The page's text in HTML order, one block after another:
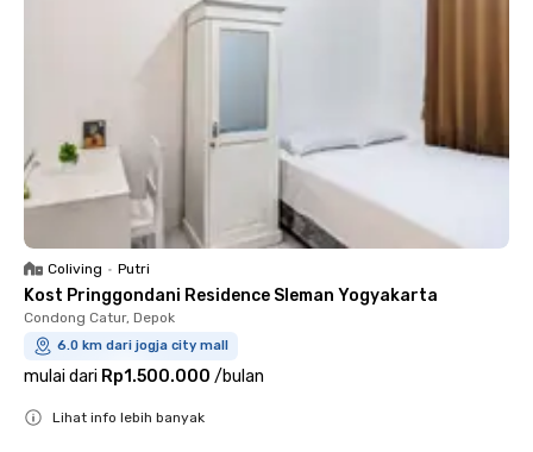
Coliving • Putri
Kost Pringgondani Residence Sleman Yogyakarta
Condong Catur, Depok
6.0 km dari jogja city mall
mulai dari Rp1.500.000 /bulan
Lihat info lebih banyak